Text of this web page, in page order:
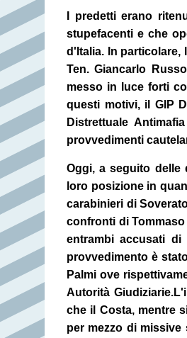
I predetti erano
stupefacenti e che
d'Italia. In
Ten. Giancarlo
messo in luce forti
questi motivi, il GIP
Distrettuale
provvedimenti
Oggi, a seguito delle
loro posizione in
carabinieri di
confronti di
entrambi accusati di
provvedimento è
Palmi ove
Autorità Giudiziarie.
che il Costa, mentre
per mezzo di